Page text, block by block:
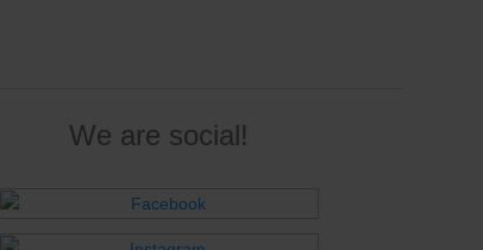
We are social!